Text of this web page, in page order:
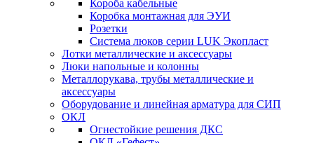
Короба кабельные
Коробка монтажная для ЭУИ
Розетки
Система люков серии LUK Экопласт
Лотки металлические и аксессуары
Люки напольные и колонны
Металлорукава, трубы металлические и
аксессуары
Оборудование и линейная арматура для СИП
ОКЛ
Огнестойкие решения ДКС